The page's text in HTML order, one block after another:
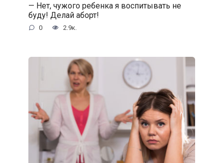
— Нет, чужого ребенка я воспитывать не
буду! Делай аборт!
0 2.9к.